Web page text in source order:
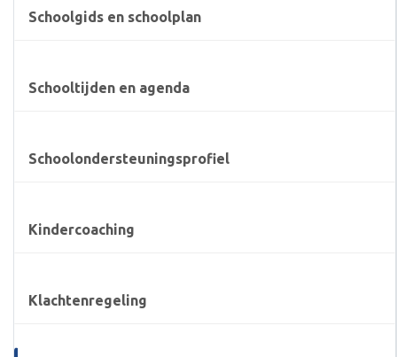
Schoolgids en schoolplan
Schooltijden en agenda
Schoolondersteuningsprofiel
Kindercoaching
Klachtenregeling